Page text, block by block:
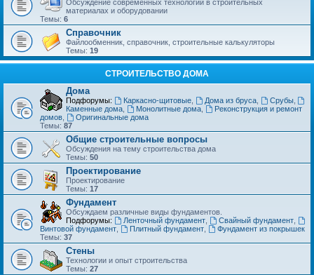
Обсуждение современных технологий в строительных
материалах и оборудовании
Темы: 6
Справочник
Файлообменник, справочник, строительные калькуляторы
Темы: 19
СТРОИТЕЛЬСТВО ДОМА
Дома
Подфорумы: Каркасно-щитовые, Дома из бруса, Срубы,
Каменные дома
Монолитные дома,
Реконструкция и ремонт
домов
Оригинальные дома
Темы: 87
Общие строительные вопросы
Обсуждения на тему строительства дома
Темы: 50
Проектирование
Проектирование
Темы: 17
Фундамент
Обсуждаем различные виды фундаментов.
Подфорумы:
Ленточный фундамент, Свайный фундамент,
Винтовой фундамент
Плитный фундамент,
Фундамент из покрышек
Темы: 37
Стены
Технологии и опыт строительства
Темы: 27